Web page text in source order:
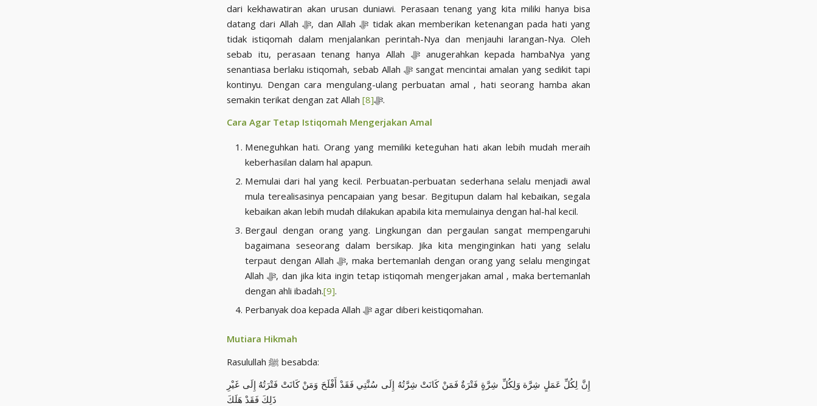
dari kekhawatiran akan urusan duniawi. Perasaan tenang yang kita miliki hanya bisa
datang dari Allah ﷻ, dan Allah ﷻ tidak akan memberikan ketenangan pada hati yang
tidak istiqomah dalam menjalankan perintah-Nya dan menjauhi larangan-Nya. Oleh
sebab itu, perasaan tenang hanya Allah ﷻ anugerahkan kepada hambaNya yang
senantiasa berlaku istiqomah, sebab Allah ﷻ sangat mencintai amalan yang sedikit tapi
kontinyu. Dengan cara mengulang-ulang perbuatan amal , hati seorang hamba akan
semakin terikat dengan zat Allah ﷻ[8]
.
Cara Agar Tetap Istiqomah Mengerjakan Amal
Meneguhkan hati. Orang yang memiliki keteguhan hati akan lebih mudah meraih
keberhasilan dalam hal apapun.
Memulai dari hal yang kecil. Perbuatan-perbuatan sederhana selalu menjadi awal
mula terealisasinya pencapaian yang besar. Begitupun dalam hal kebaikan, segala
kebaikan akan lebih mudah dilakukan apabila kita memulainya dengan hal-hal kecil.
Bergaul dengan orang yang. Lingkungan dan pergaulan sangat mempengaruhi
bagaimana seseorang dalam bersikap. Jika kita menginginkan hati yang selalu
terpaut dengan Allah ﷻ, maka bertemanlah dengan orang yang selalu mengingat
Allah ﷻ, dan jika kita ingin tetap istiqomah mengerjakan amal , maka bertemanlah
dengan ahli ibadah.[9].
Perbanyak doa kepada Allah ﷻ agar diberi keistiqomahan.
Mutiara Hikmah
Rasulullah ﷺ besabda:
إِنَّ لِكُلِّ عَمَلٍ شِرَّة وَلِكُلِّ شِرَّةٍ فَتْرَةٌ فَمَنْ كَانَتْ شِرَّتُهُ إِلَى سُنَّتِي فَقَدْ أَفْلَحَ وَمَنْ كَانَتْ فَتْرَتُهُ إِلَى غَيْرِ
ذَلِكَ فَقَدْ هَلَكَ